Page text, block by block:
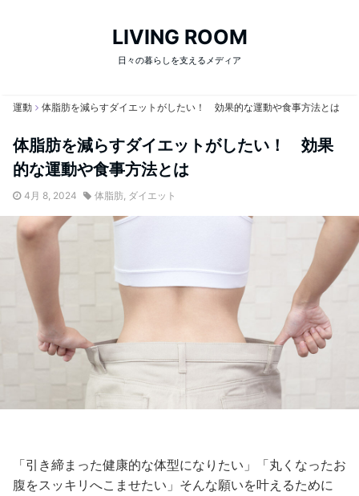
LIVING ROOM
日々の暮らしを支えるメディア
運動 体脂肪を減らすダイエットがしたい！ 効果的な運動や食事方法とは
体脂肪を減らすダイエットがしたい！ 効果
的な運動や食事方法とは
4月 8, 2024 体脂肪, ダイエット
「引き締まった健康的な体型になりたい」「丸くなったお
腹をスッキリへこませたい」そんな願いを叶えるために